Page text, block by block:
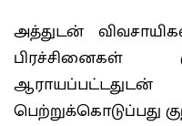
அத்துடன்
பிரச்சினைகள்
பெற்றுக்கொடுப்பது